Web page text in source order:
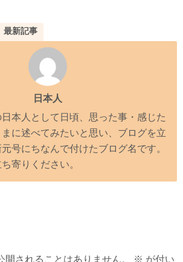
最新記事
日本人
本人として日頃、思った事・感じた
に述べてみたいと思い、ブログを立
号にちなんで付けたブログ名です。
寄りください。
開されることはありません。 ※ が付い